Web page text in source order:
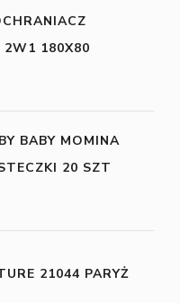
180X80
BABY MOMINA
20 SZT
21044 PARYŻ